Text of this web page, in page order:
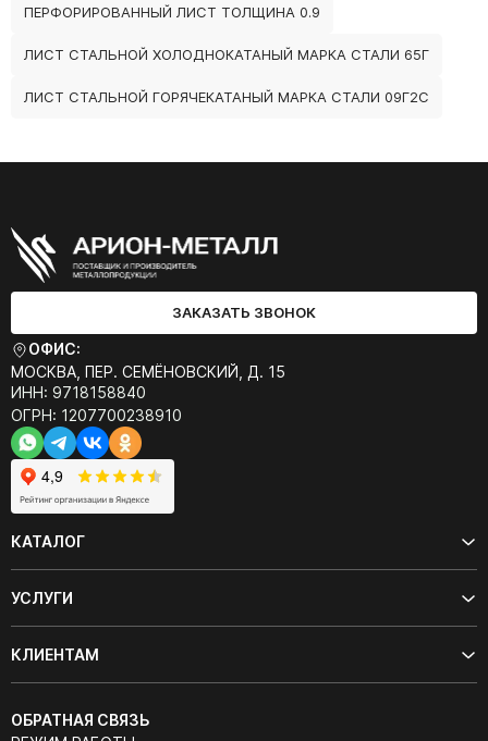
ПЕРФОРИРОВАННЫЙ ЛИСТ ТОЛЩИНА 0.9
ЛИСТ СТАЛЬНОЙ ХОЛОДНОКАТАНЫЙ МАРКА СТАЛИ 65Г
ЛИСТ СТАЛЬНОЙ ГОРЯЧЕКАТАНЫЙ МАРКА СТАЛИ 09Г2С
ЗАКАЗАТЬ ЗВОНОК
ОФИС:
МОСКВА, ПЕР. СЕМЁНОВСКИЙ, Д. 15
ИНН: 9718158840
ОГРН: 1207700238910
КАТАЛОГ
УСЛУГИ
КЛИЕНТАМ
ОБРАТНАЯ СВЯЗЬ